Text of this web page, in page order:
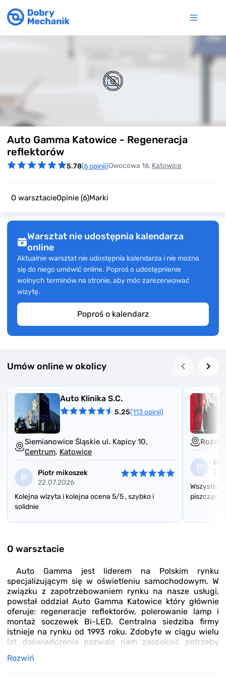
Auto Gamma Katowice - Regeneracja
reflektorów
5.78(6 opinii)Owocowa 16, Katowice
O warsztacieOpinie (6)Marki
Warsztat nie udostępnia kalendarza
online
Aktualnie warsztat nie udostępnia kalendarza i nie można
się do niego umówić online. Poproś o udostępnienie
wolnych terminów na stronie, aby móc zarezerwować
wizytę.
Poproś o kalendarz
Umów online w okolicy
Auto Klinika S.C.
5.25(113 opinii)
Siemianowice Śląskie ul. Kapicy 10,
Centrum, Katowice
P
Piotr mikoszek
22.07.2026
Kolejna wizyta i kolejna ocena 5/5 , szybko i
solidnie
P
Wszystko
of
3
O warsztacie
Auto Gamma jest liderem na Polskim rynku
specjalizującym się w oświetleniu samochodowym. W
związku z zapotrzebowaniem rynku na nasze usługi,
powstał oddział Auto Gamma Katowice który głównie
oferuje: regeneracje reflektorów, polerowanie lamp i
montaż soczewek Bi-LED. Centralna siedziba firmy
istnieje na rynku od 1993 roku. Zdobyte w ciągu wielu
lat doświadczenie pozwala nam zaspokoić potrzeby
naszych klientów stale się powiększa. Obecnie jesteśmy
Rozwiń